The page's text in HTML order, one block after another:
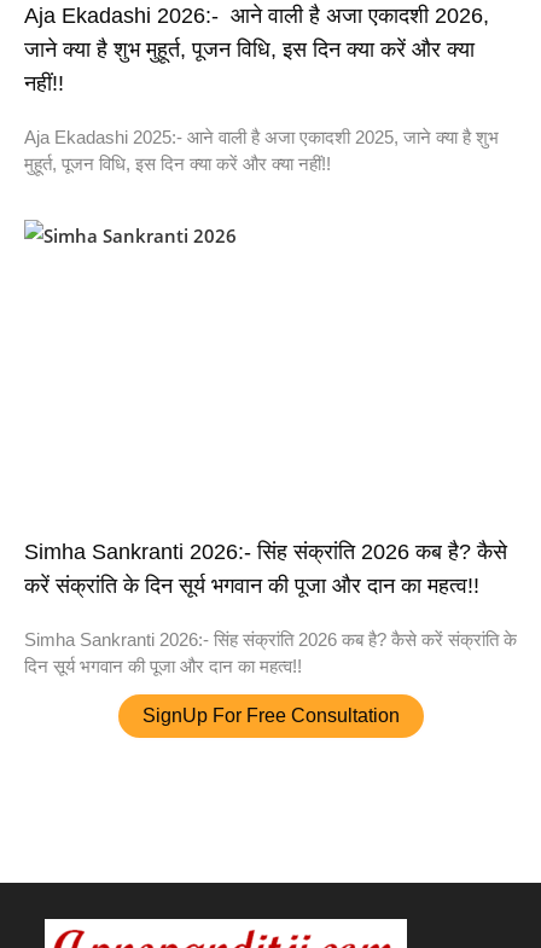
Aja Ekadashi 2026:- आने वाली है अजा एकादशी 2026,
जाने क्या है शुभ मुहूर्त, पूजन विधि, इस दिन क्या करें और क्या
नहीं!!
Aja Ekadashi 2025:- आने वाली है अजा एकादशी 2025, जाने क्या है शुभ
मुहूर्त, पूजन विधि, इस दिन क्या करें और क्या नहीं!!
Simha Sankranti 2026:- सिंह संक्रांति 2026 कब है? कैसे
करें संक्रांति के दिन सूर्य भगवान की पूजा और दान का महत्व!!
Simha Sankranti 2026:- सिंह संक्रांति 2026 कब है? कैसे करें संक्रांति के
दिन सूर्य भगवान की पूजा और दान का महत्व!!
SignUp For Free Consultation